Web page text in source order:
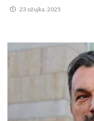
23 ožujka, 2025